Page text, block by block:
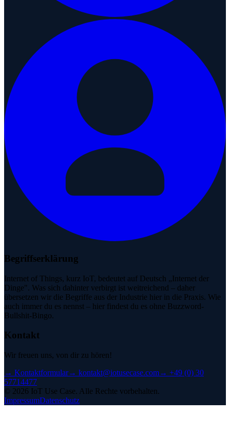
Begriffserklärung
Internet of Things, kurz IoT, bedeutet auf Deutsch „Internet der
Dinge". Was sich dahinter verbirgt ist weitreichend – daher
übersetzen wir die Begriffe aus der Industrie hier in die Praxis. Wie
auch immer du es nennst – hier findest du es ohne Buzzword-
Bullshit-Bingo.
Kontakt
Wir freuen uns, von dir zu hören!
→ Kontaktformular→ kontakt@iotusecase.com→ +49 (0) 30
57714477
© 2026 IoT Use Case. Alle Rechte vorbehalten.
ImpressumDatenschutz